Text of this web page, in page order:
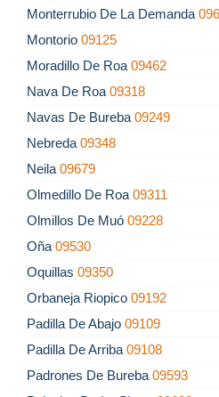
Monterrubio De La Demanda
Montorio 09125
Moradillo De Roa 09462
Nava De Roa 09318
Navas De Bureba 09249
Nebreda 09348
Neila 09679
Olmedillo De Roa 09311
Olmillos De Muó 09228
Oña 09530
Oquillas 09350
Orbaneja Riopico 09192
Padilla De Abajo 09109
Padilla De Arriba 09108
Padrones De Bureba 09593